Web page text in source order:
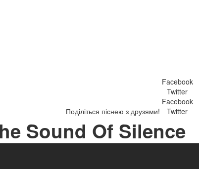
Поділіться піснею з друзями!
Facebook
Twitter
Facebook
Twitter
Sound Of Silence